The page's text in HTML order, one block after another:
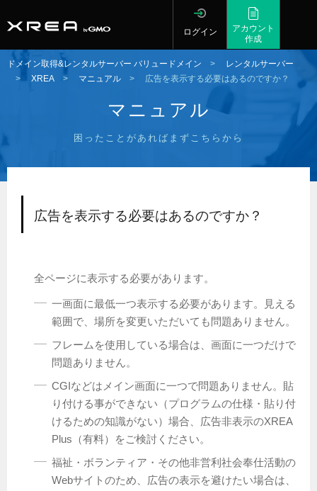
ログイン
アカウント
作成
ドメイン取得&レンタルサーバー バリュードメイン > レンタルサーバー
> XREA > マニュアル > 広告を表示する必要はあるのですか？
マニュアル
困ったことがあればまずこちらから
広告を表示する必要はあるのですか？
全ページに表示する必要があります。
一画面に最低一つ表示する必要があります。見える
範囲で、場所を変更いただいても問題ありません。
フレームを使用している場合は、画面に一つだけで
問題ありません。
CGIなどはメイン画面に一つで問題ありません。貼
り付ける事ができない（プログラムの仕様・貼り付
けるための知識がない）場合、広告非表示のXREA
Plus（有料）をご検討ください。
福祉・ボランティア・その他非営利社会奉仕活動の
Webサイトのため、広告の表示を避けたい場合は、